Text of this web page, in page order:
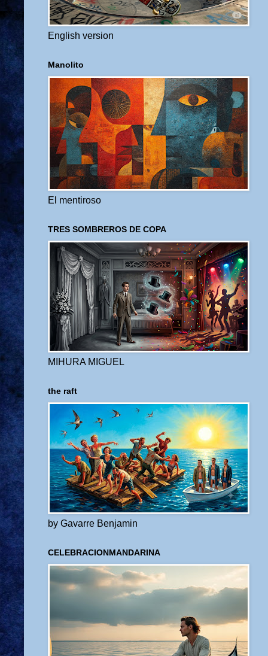
English version
Manolito
El mentiroso
TRES SOMBREROS DE COPA
MIHURA MIGUEL
the raft
by Gavarre Benjamin
CELEBRACIONMANDARINA